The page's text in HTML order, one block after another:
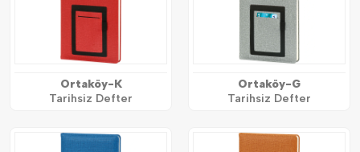
Ortaköy-K
Tarihsiz Defter
Ortaköy-G
Tarihsiz Defter